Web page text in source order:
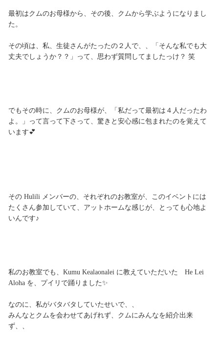
最初はクムのお母様から、その後、クムから学ぶようになりまし
た。
その頃は、私、生徒さんがたったの２人で、、「そんな私でも大
丈夫でしょうか？？」って、思わず質問してましたっけ？ 笑
でもその時に、クムのお母様が、「私だって最初は４人だったわ
よ。」って言って下さって、驚きと安心感に包まれたのを覚えて
います💕
その Hulili メンバーの、それぞれのお教室が、このイベントには
たくさん参加していて、アットホームな感じが、とっても心地よ
いんです♪
私のお教室でも、Kumu Kealaonalei に教えていただいた He Lei
Aloha を、プイリで踊りました✨
なのに、私がバタバタしていたせいで、、
みんなとクムを会わせてあげれず、クムにみんなを紹介出来
ず、、